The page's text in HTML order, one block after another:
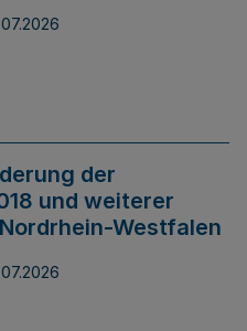
der
und weiterer
Westfalen